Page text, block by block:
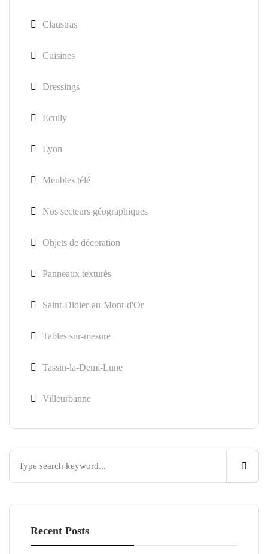
Claustras
Cuisines
Dressings
Ecully
Lyon
Meubles télé
Nos secteurs géographiques
Objets de décoration
Panneaux texturés
Saint-Didier-au-Mont-d'Or
Tables sur-mesure
Tassin-la-Demi-Lune
Villeurbanne
Recent Posts